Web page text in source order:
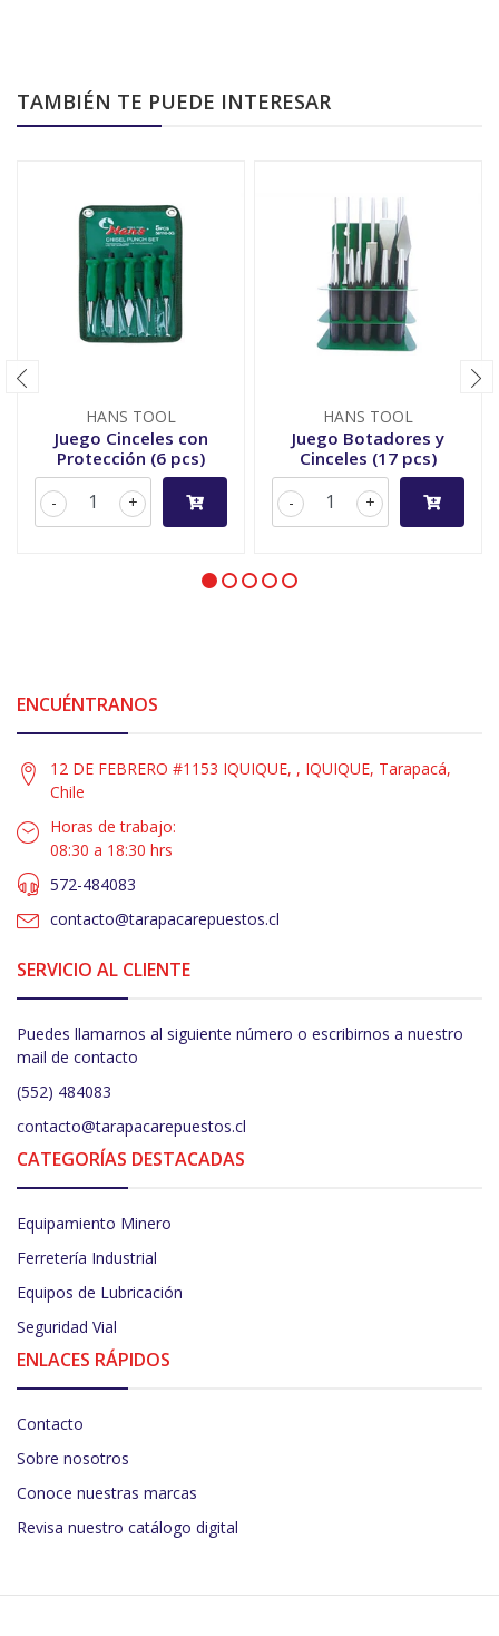
TAMBIÉN TE PUEDE INTERESAR
HANS TOOL
Juego Cinceles con
Protección (6 pcs)
+
-
HANS TOOL
Juego Botadores y
Cinceles (17 pcs)
+
-
ENCUÉNTRANOS
12 DE FEBRERO #1153 IQUIQUE, , IQUIQUE, Tarapacá,
Chile
Horas de trabajo:
08:30 a 18:30 hrs
572-484083
contacto@tarapacarepuestos.cl
SERVICIO AL CLIENTE
Puedes llamarnos al siguiente número o escribirnos a nuestro
mail de contacto
(552) 484083
contacto@tarapacarepuestos.cl
CATEGORÍAS DESTACADAS
Equipamiento Minero
Ferretería Industrial
Equipos de Lubricación
Seguridad Vial
ENLACES RÁPIDOS
Contacto
Sobre nosotros
Conoce nuestras marcas
Revisa nuestro catálogo digital